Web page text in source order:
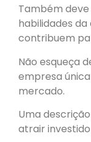
Também
habilidades
contribuem
Não esqueça
empresa
mercado.
Uma
atrair